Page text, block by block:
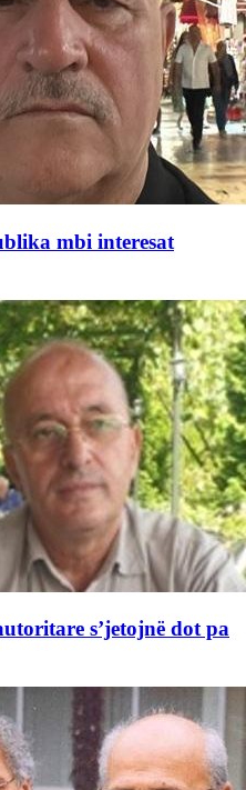
mbi interesat
s’jetojnë dot pa